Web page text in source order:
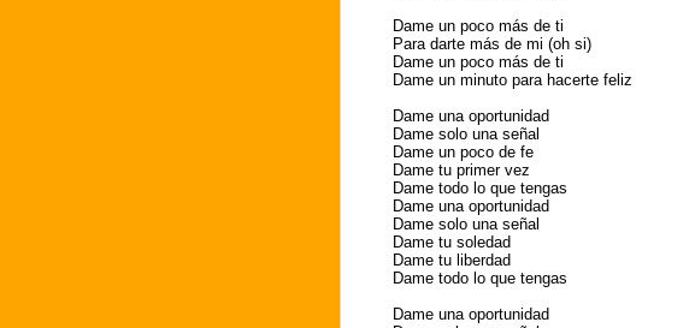
Dame un poco más de ti
Para darte más de mi (oh si)
Dame un poco más de ti
Dame un minuto para hacerte feliz
Dame una oportunidad
Dame solo una señal
Dame un poco de fe
Dame tu primer vez
Dame todo lo que tengas
Dame una oportunidad
Dame solo una señal
Dame tu soledad
Dame tu liberdad
Dame todo lo que tengas
Dame una oportunidad